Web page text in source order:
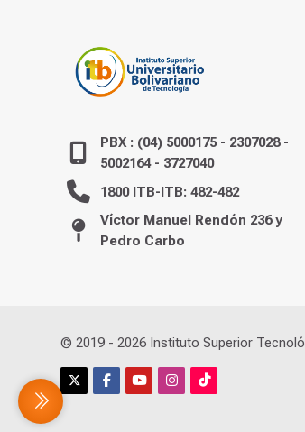
PBX : (04) 5000175 - 2307028 -
5002164 - 3727040
1800 ITB-ITB: 482-482
Víctor Manuel Rendón 236 y
Pedro Carbo
© 2019 - 2026 Instituto Superior